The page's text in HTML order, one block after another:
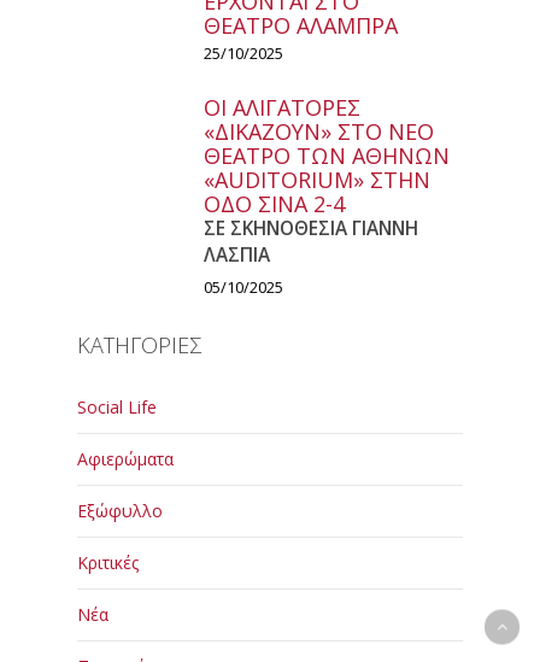
ΘΕΑΤΡΟ ΑΛΑΜΠΡΑ
25/10/2025
ΟΙ ΑΛΙΓΑΤΟΡΕΣ
«ΔΙΚΑΖΟΥΝ» ΣΤΟ ΝΕΟ
ΘΕΑΤΡΟ ΤΩΝ ΑΘΗΝΩΝ
«AUDITORIUM» ΣΤΗΝ
ΟΔΟ ΣΙΝΑ 2-4
ΣΕ ΣΚΗΝΟΘΕΣΙΑ ΓΙΑΝΝΗ
ΛΑΣΠΙΑ
05/10/2025
ΚΑΤΗΓΟΡΙΕΣ
Social Life
Αφιερώματα
Εξώφυλλο
Κριτικές
Νέα